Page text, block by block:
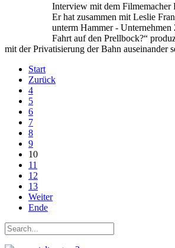
Interview mit dem Filmemacher
Er hat zusammen mit Leslie
unterm Hammer -
Fahrt auf den Prellbock?“
mit der Privatisierung der Bahn auseinander
Start
Zurück
4
5
6
7
8
9
10
11
12
13
Weiter
Ende